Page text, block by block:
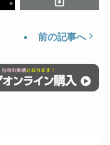
前の記事へ